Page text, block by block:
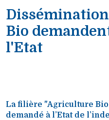
Dissémination
Bio
l'Etat
La filière "Agriculture
demandé à l’Etat de